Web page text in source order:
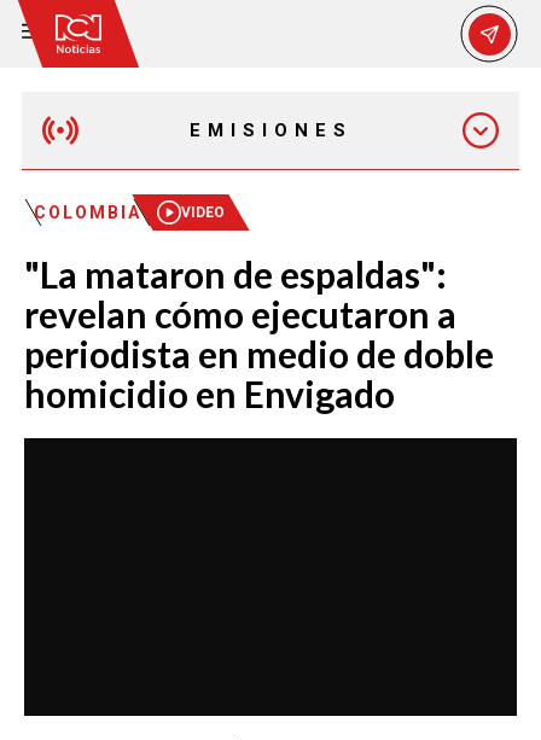
EMISIONES
EMISIÓN 12:30 PM
EMISIÓN 7:00 PM
COLOMBIA VIDEO
"La mataron de espaldas":
revelan cómo ejecutaron a
periodista en medio de doble
homicidio en Envigado